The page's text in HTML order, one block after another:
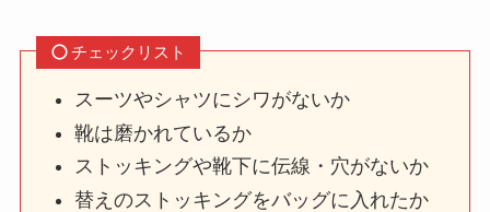
チェックリスト
スーツやシャツにシワがないか
靴は磨かれているか
ストッキングや靴下に伝線・穴がないか
替えのストッキングをバッグに入れたか